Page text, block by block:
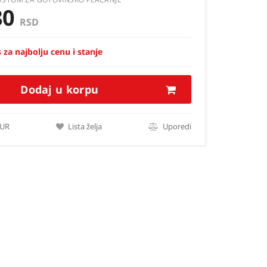
RSD
za najbolju cenu i stanje
Dodaj u korpu
Lista želja Uporedi